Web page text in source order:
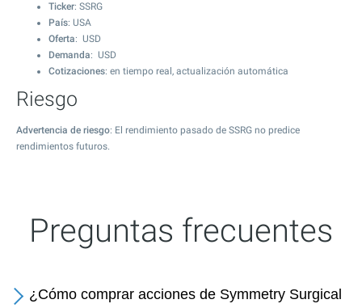
Ticker: SSRG
País: USA
Oferta: USD
Demanda: USD
Cotizaciones: en tiempo real, actualización automática
Riesgo
Advertencia de riesgo: El rendimiento pasado de SSRG no predice
rendimientos futuros.
Preguntas frecuentes
¿Cómo comprar acciones de Symmetry Surgical